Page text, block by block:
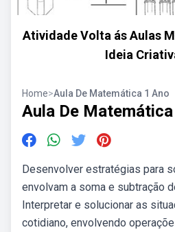
Atividade Volta ás Aulas
Ideia
Home>Aula De Matemática 1 Ano
Aula De
Desenvolver estratégias para
envolvam a soma e subtração
Interpretar e solucionar as
cotidiano, envolvendo